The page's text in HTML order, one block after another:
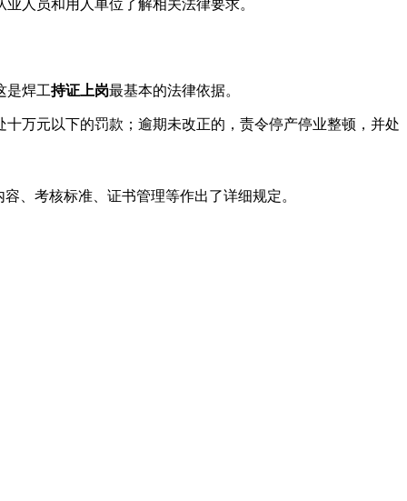
人员和用人单位了解相关法律要求。
是焊工持证上岗最基本的法律依据。
万元以下的罚款；逾期未改正的，责令停产停业整顿，并处
、考核标准、证书管理等作出了详细规定。